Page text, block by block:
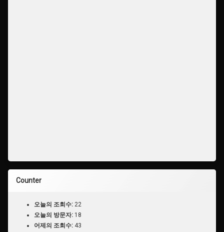
Counter
오늘의 조회수: 22
오늘의 방문자: 18
어제의 조회수: 43